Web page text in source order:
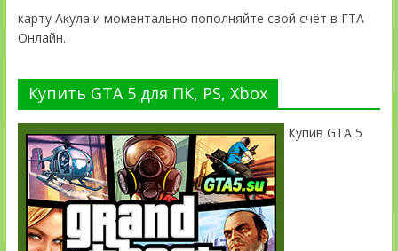
карту Акула и моментально пополняйте свой счёт в ГТА
Онлайн.
Купить GTA 5 для ПК, PS, Xbox
Купив GTA 5